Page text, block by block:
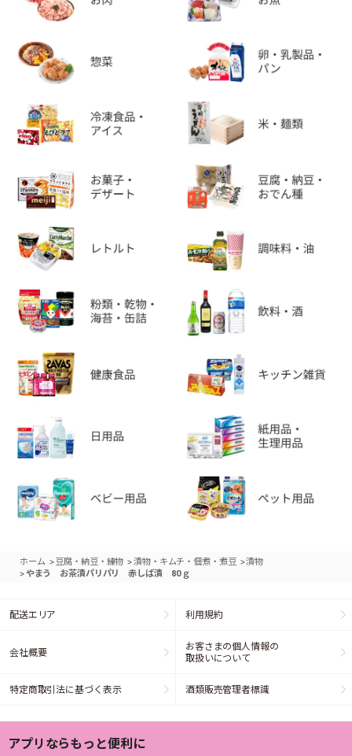
ホーム >豆腐・納豆・練物 >漬物・キムチ・佃煮・煮豆 >漬物
>やまう お茶漬パリパリ 赤しば漬 80ｇ
配送エリア 利用規約
会社概要
お客さまの個人情報の
取扱いについて
特定商取引法に基づく表示 酒類販売管理者標識
アプリならもっと便利に